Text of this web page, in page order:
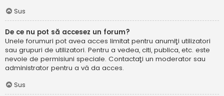
Sus
De ce nu pot să accesez un forum?
Unele forumuri pot avea acces limitat pentru anumiţi utilizatori
sau grupuri de utilizatori. Pentru a vedea, citi, publica, etc. este
nevoie de permisiuni speciale. Contactaţi un moderator sau
administrator pentru a vă da acces.
Sus